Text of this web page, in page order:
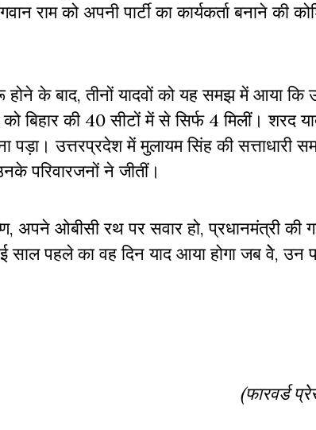
राम को अपनी पार्टी का कार्यकर्ता बनाने
होने के बाद, तीनों यादवों को यह समझ में आया
बिहार की 40 सीटों में से सिर्फ 4 मिलीं। शरद
उत्तरप्रदेश में मुलायम सिंह की सत्ताधारी
परिवारजनों ने जीतीं।
अपने ओबीसी रथ पर सवार हो, प्रधानमंत्री की
साल पहले का वह दिन याद आया होगा जब वेे, उन
(फारवर्ड